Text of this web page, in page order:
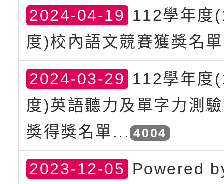
2024-04-19 112學年度
度)校內語文競賽獲獎名
2024-03-29 112學年度
度)英語聽力及單字力測
獎得獎名單... 4004
2023-12-05 Powered